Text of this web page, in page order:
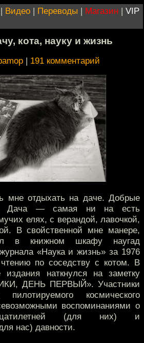
| Видео | Переводы | Магазин | VIP
кота, науку и жизнь
| 191 комментарий
мне отдыхать на даче. Добрые
Дача — самая ни на есть
елях, с верандой, лавочкой,
В свойственной мне манере,
в книжном шкафу наугад
«Наука и жизнь» за 1976
по соседству с котом. В
издания наткнулся на заметку
ДЕНЬ ПЕРВЫЙ». Участники
пилотируемого космического
воспоминаниями о
(для них) и
нас) давности.